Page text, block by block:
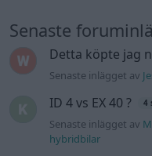
Senaste
Detta köpte jag
Senaste inlägget av
ID 4 vs EX 40 ? 4
Senaste inlägget av
hybridbilar